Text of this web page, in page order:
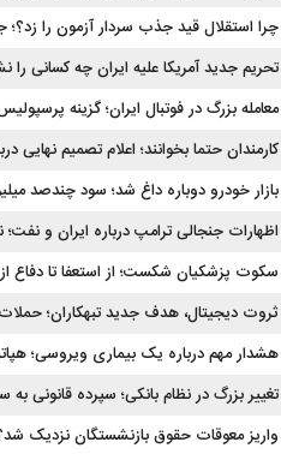
چرا استقلال قید جذب سردار آزمون را
انتقال منتفی
تحریم جدید آمریکا علیه ایران چه کسانی را
جزئیات
معامله بزرگ در فوتبال ایران؛ گزینه
جابه‌جا شد؟
کارمندان حتما بخوانند؛ اعلام تصمیم نهایی
ادارات شنبه
بازار خودرو دوباره داغ شد؛ سود چندصد
اظهارات جنجالی ترامپ درباره ایران و نفت؛
بازار انرژی
سکوت پزشکیان شکست؛ از استعفا تا دفاع از
جنجالی
ثروت دیجیتال، هدف جدید تبهکاران؛
رمزارزی افزایش یافت
هشدار مهم درباره یک بیماری ویروسی؛
می‌شود؟
تغییر بزرگ در نظام بانکی؛ سپرده قانونی به
با تورم تبدیل شد
واریز معوقات حقوق بازنشستگان نزدیک